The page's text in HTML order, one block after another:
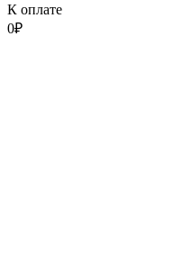
К оплате
0₽